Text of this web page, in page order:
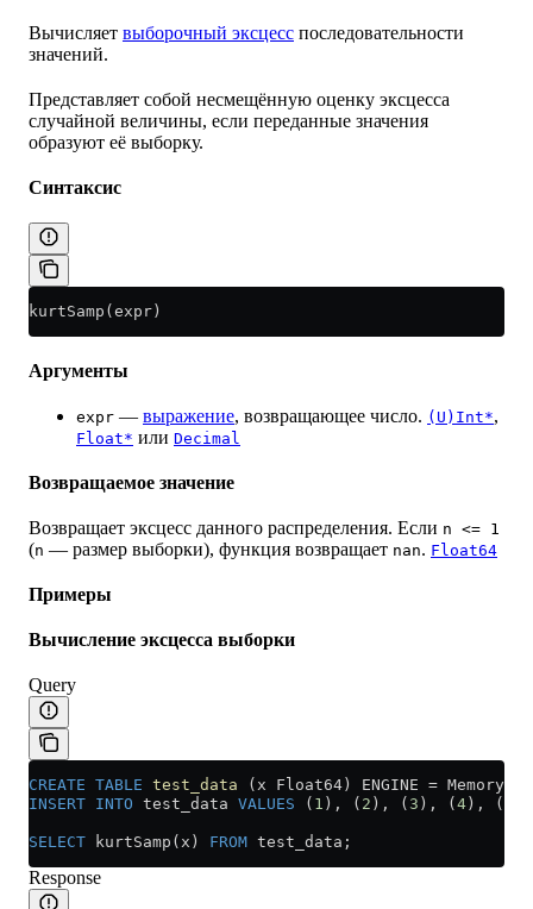
Вычисляет выборочный эксцесс последовательности
значений.
Представляет собой несмещённую оценку эксцесса
случайной величины, если переданные значения
образуют её выборку.
Синтаксис
kurtSamp(expr)
Аргументы
expr — выражение, возвращающее число. (U)Int*,
Float* или Decimal
Возвращаемое значение
Возвращает эксцесс данного распределения. Если n <= 1
(n — размер выборки), функция возвращает nan. Float64
Примеры
Вычисление эксцесса выборки
Query
CREATE TABLE test_data (x Float64) ENGINE = Memory;
INSERT INTO test_data VALUES ( 1 ), ( 2 ), ( 3 ), ( 4 ), (
SELECT kurtSamp(x) FROM test_data;
Response